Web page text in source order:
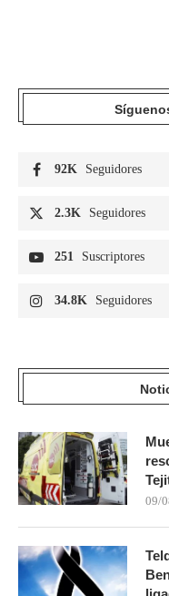
92K Seguidores
2.3K Seguidores
251 Suscriptores
34.8K Seguidores
09/